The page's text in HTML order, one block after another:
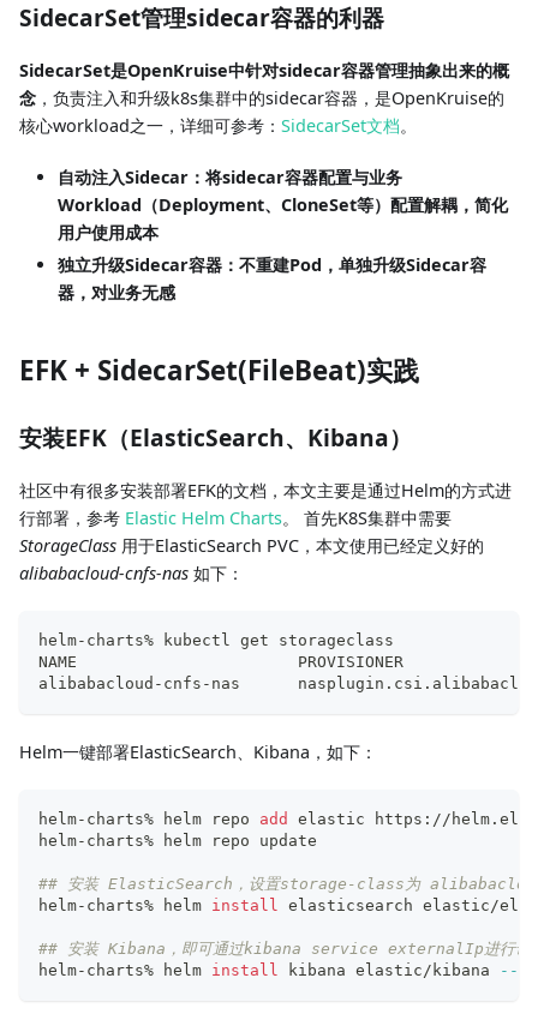
SidecarSet管理sidecar容器的利器
SidecarSet是OpenKruise中针对sidecar容器管理抽象出来的概
念 ，负责注入和升级k8s集群中的sidecar容器，是OpenKruise的
核心workload之一，详细可参考： SidecarSet文档。
自动注入Sidecar：将sidecar容器配置与业务
Workload（Deployment、CloneSet等）配置解耦，简化
用户使用成本
独立升级Sidecar容器：不重建Pod，单独升级Sidecar容
器，对业务无感
EFK + SidecarSet(FileBeat)实践
安装EFK（ElasticSearch、Kibana）
社区中有很多安装部署EFK的文档，本文主要是通过Helm的方式进
行部署，参考 Elastic Helm Charts。 首先K8S集群中需要
StorageClass 用于ElasticSearch PVC，本文使用已经定义好的
alibabacloud-cnfs-nas 如下：
helm-charts% kubectl get storageclass
NAME                       PROVISIONER
alibabacloud-cnfs-nas
Helm一键部署ElasticSearch、Kibana，如下：
helm-charts% helm repo add
elastic https://
helm-charts% helm repo update
## 安装 ElasticSearch，设置storage-class为
helm-charts% helm install elasticsearch elastic/
## 安装 Kibana，即可通过kibana service externalIp进行访
helm-charts% helm install kibana elastic/kibana --